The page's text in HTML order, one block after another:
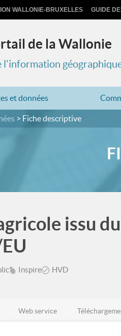
WALLONIE-BRUXELLES GUIDE
de la Wallonie
l'information
et données
Fiche descriptive
issu
Inspire HVD
Web service